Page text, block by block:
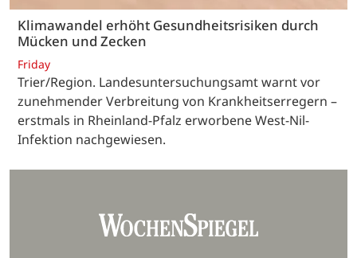
Klimawandel erhöht Gesundheitsrisiken durch
Mücken und Zecken
Friday
Trier/Region. Landesuntersuchungsamt warnt vor
zunehmender Verbreitung von Krankheitserregern –
erstmals in Rheinland-Pfalz erworbene West-Nil-
Infektion nachgewiesen.